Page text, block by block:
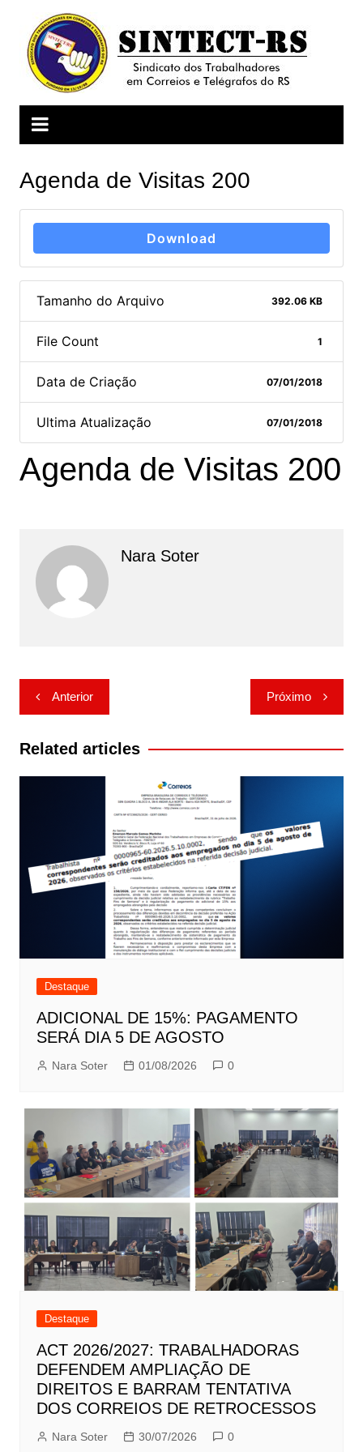
conteúdo
Agenda de Visitas 200
Download
Tamanho do Arquivo 392.06 KB
File Count 1
Data de Criação 07/01/2018
Ultima Atualização 07/01/2018
Agenda de Visitas 200
Nara Soter
Navegação
de
Post
Anterior Próximo
Related articles
Destaque
ADICIONAL DE 15%: PAGAMENTO
SERÁ DIA 5 DE AGOSTO
Nara Soter 01/08/2026 0
Destaque
ACT 2026/2027: TRABALHADORAS
DEFENDEM AMPLIAÇÃO DE
DIREITOS E BARRAM TENTATIVA
DOS CORREIOS DE RETROCESSOS
Nara Soter 30/07/2026 0